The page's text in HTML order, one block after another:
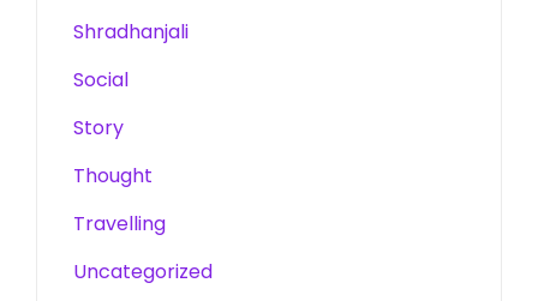
Shradhanjali
Social
Story
Thought
Travelling
Uncategorized